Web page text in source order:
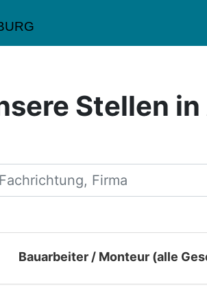
Stellen
Firma
Bauarbeiter / Monteur (alle